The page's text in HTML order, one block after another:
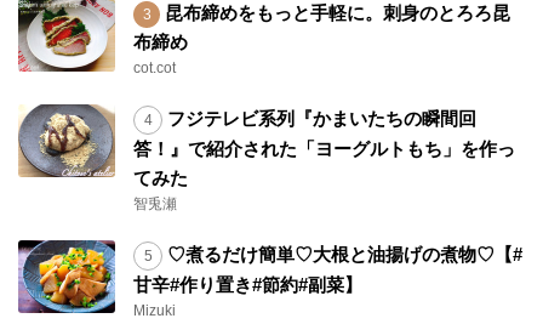
昆布締めをもっと手軽に。刺身のとろろ昆
布締め
cot.cot
フジテレビ系列『かまいたちの瞬間回
答！』で紹介された「ヨーグルトもち」を作っ
てみた
智兎瀬
♡煮るだけ簡単♡大根と油揚げの煮物♡【#
甘辛#作り置き#節約#副菜】
Mizuki